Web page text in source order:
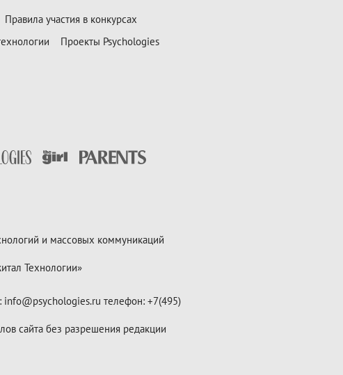
Правила участия в конкурсах
Проекты Psychologies
и массовых коммуникаций
Технологии»
info@psychologies.ru телефон: +7(495)
сайта без разрешения редакции